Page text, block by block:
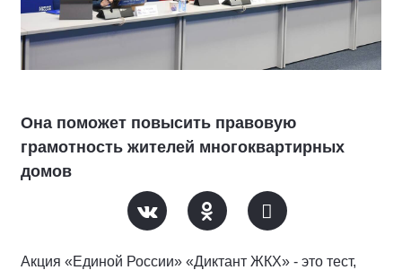
Она поможет повысить правовую
грамотность жителей многоквартирных
домов
Акция «Единой России» «Диктант ЖКХ» - это тест,